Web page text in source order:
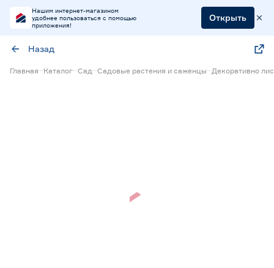
Нашим интернет-магазином
удобнее пользоваться с помощью
приложения!
Открыть
Назад
Главная Каталог Сад Садовые растения и саженцы Декоративно